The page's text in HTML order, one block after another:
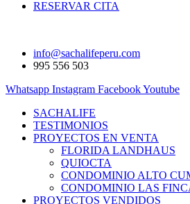
RESERVAR CITA
info@sachalifeperu.com
995 556 503
Whatsapp Instagram FacebookYoutube
SACHALIFE
TESTIMONIOS
PROYECTOS EN VENTA
FLORIDA LANDHAUS
QUIOCTA
CONDOMINIO ALTO
CONDOMINIO LAS
PROYECTOS VENDIDOS